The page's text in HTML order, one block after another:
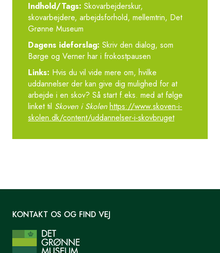
Indhold/Tags: Skovarbejderskur,
skovarbejdere, arbejdsforhold, mellemtrin, Det
Grønne Museum
Dagens ideforslag: Skriv den dialog, som
Børge og Verner har i frokostpausen
Links: Hvis du vil vide mere om, hvilke
uddannelser der kan give dig mulighed for at
arbejde i en skov? Så start f.eks. med at følge
linket til Skoven i Skolen https://www.skoven-i-
skolen.dk/content/uddannelser-i-skovbruget
KONTAKT OS OG FIND VEJ